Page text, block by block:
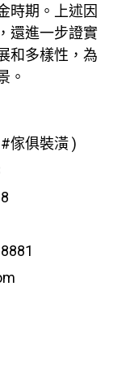
時期。上述因
還進一步證實
和多樣性，為
。
傢俱裝潢 )